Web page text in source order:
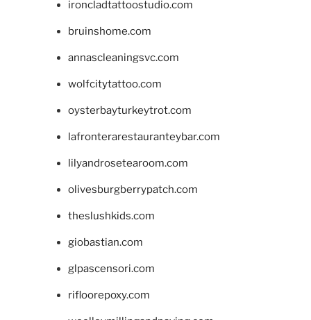
ironcladtattoostudio.com
bruinshome.com
annascleaningsvc.com
wolfcitytattoo.com
oysterbayturkeytrot.com
lafronterarestauranteybar.com
lilyandrosetearoom.com
olivesburgberrypatch.com
theslushkids.com
giobastian.com
glpascensori.com
rifloorepoxy.com